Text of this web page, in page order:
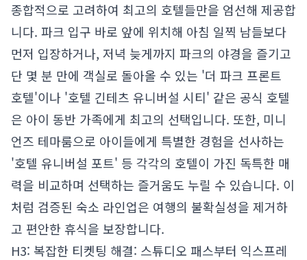
종합적으로 고려하여 최고의 호텔들만을 엄선해 제공합
니다. 파크 입구 바로 앞에 위치해 아침 일찍 남들보다
먼저 입장하거나, 저녁 늦게까지 파크의 야경을 즐기고
단 몇 분 만에 객실로 돌아올 수 있는 '더 파크 프론트
호텔'이나 '호텔 긴테츠 유니버설 시티' 같은 공식 호텔
은 아이 동반 가족에게 최고의 선택입니다. 또한, 미니
언즈 테마룸으로 아이들에게 특별한 경험을 선사하는
'호텔 유니버설 포트' 등 각각의 호텔이 가진 독특한 매
력을 비교하며 선택하는 즐거움도 누릴 수 있습니다. 이
처럼 검증된 숙소 라인업은 여행의 불확실성을 제거하
고 편안한 휴식을 보장합니다.
H3: 복잡한 티켓팅 해결: 스튜디오 패스부터 익스프레